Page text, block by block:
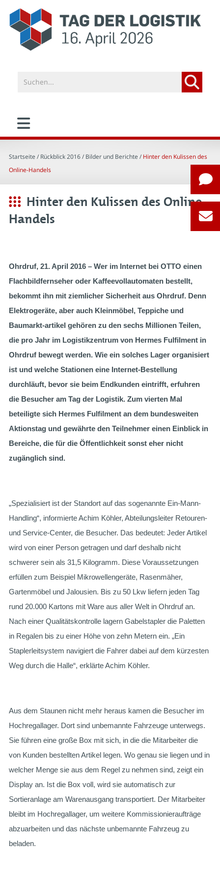
Startseite / Rückblick 2016 / Bilder und Berichte / Hinter den Kulissen des
Online-Handels
Hinter den Kulissen des Online-
Handels
Ohrdruf, 21. April 2016 – Wer im Internet bei OTTO einen
Flachbildfernseher oder Kaffeevollautomaten bestellt,
bekommt ihn mit ziemlicher Sicherheit aus Ohrdruf. Denn
Elektrogeräte, aber auch Kleinmöbel, Teppiche und
Baumarkt-artikel gehören zu den sechs Millionen Teilen,
die pro Jahr im Logistikzentrum von Hermes Fulfilment in
Ohrdruf bewegt werden. Wie ein solches Lager organisiert
ist und welche Stationen eine Internet-Bestellung
durchläuft, bevor sie beim Endkunden eintrifft, erfuhren
die Besucher am Tag der Logistik. Zum vierten Mal
beteiligte sich Hermes Fulfilment an dem bundesweiten
Aktionstag und gewährte den Teilnehmer einen Einblick in
Bereiche, die für die Öffentlichkeit sonst eher nicht
zugänglich sind.
„Spezialisiert ist der Standort auf das sogenannte Ein-Mann-
Handling“, informierte Achim Köhler, Abteilungsleiter Retouren-
und Service-Center, die Besucher. Das bedeutet: Jeder Artikel
wird von einer Person getragen und darf deshalb nicht
schwerer sein als 31,5 Kilogramm. Diese Voraussetzungen
erfüllen zum Beispiel Mikrowellengeräte, Rasenmäher,
Gartenmöbel und Jalousien. Bis zu 50 Lkw liefern jeden Tag
rund 20.000 Kartons mit Ware aus aller Welt in Ohrdruf an.
Nach einer Qualitätskontrolle lagern Gabelstapler die Paletten
in Regalen bis zu einer Höhe von zehn Metern ein. „Ein
Staplerleitsystem navigiert die Fahrer dabei auf dem kürzesten
Weg durch die Halle“, erklärte Achim Köhler.
Aus dem Staunen nicht mehr heraus kamen die Besucher im
Hochregallager. Dort sind unbemannte Fahrzeuge unterwegs.
Sie führen eine große Box mit sich, in die die Mitarbeiter die
von Kunden bestellten Artikel legen. Wo genau sie liegen und in
welcher Menge sie aus dem Regel zu nehmen sind, zeigt ein
Display an. Ist die Box voll, wird sie automatisch zur
Sortieranlage am Warenausgang transportiert. Der Mitarbeiter
bleibt im Hochregallager, um weitere Kommissionieraufträge
abzuarbeiten und das nächste unbemannte Fahrzeug zu
beladen.